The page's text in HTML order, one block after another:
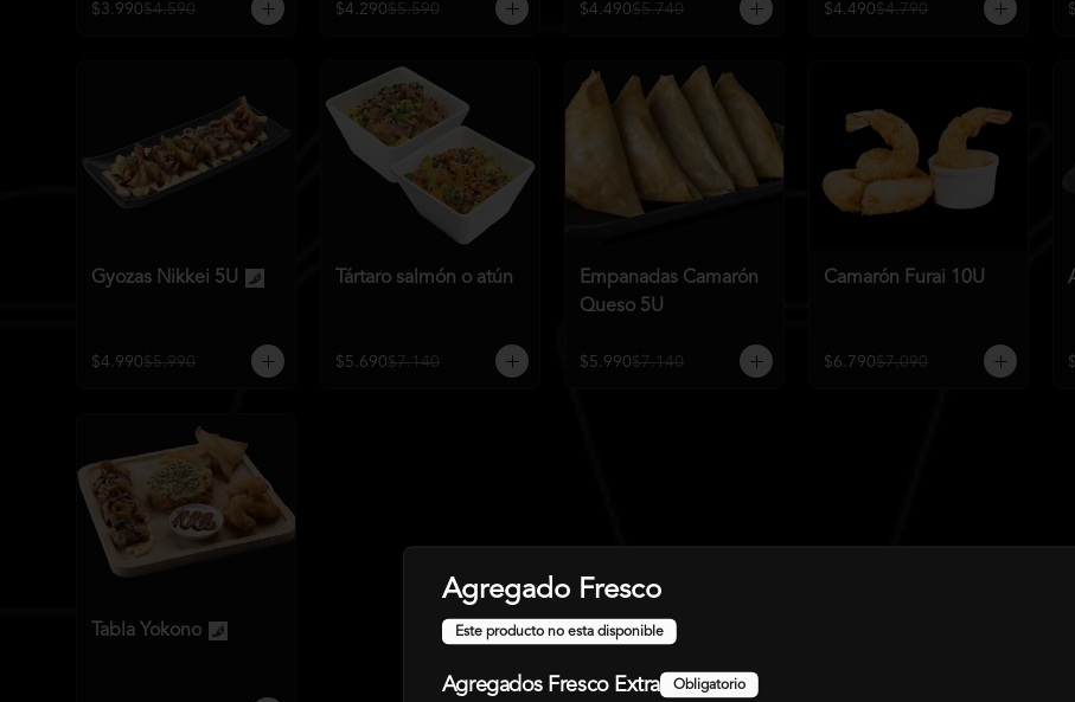
$3.990$4.590 $4.290$5.590 $4.490$5.740 $4.490$4.790
Gyozas Nikkei 5U
$4.990$5.990
Tártaro salmón o atún
$5.690$7.140
Empanadas Camarón
Queso 5U
$5.990$7.140
Camarón Furai 10U
$6.790$7.090
Tabla Yokono
Agregado Fresco
Este producto no esta disponible
Agregados Fresco Extra Obligatorio